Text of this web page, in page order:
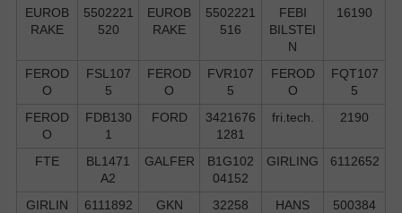
EUROB
RAKE
5502221
520
EUROB
RAKE
5502221
516
FEBI
BILSTEI
N
16190
FEROD
O
FSL107
5
FEROD
O
FVR107
5
FEROD
O
FQT107
5
FEROD
O
FDB130
1
FORD
3421676
1281
fri.tech. 2190
FTE
BL1471
A2
GALFER
B1G102
04152
GIRLING 6112652
GIRLIN
6111892 GKN 32258
HANS
500384